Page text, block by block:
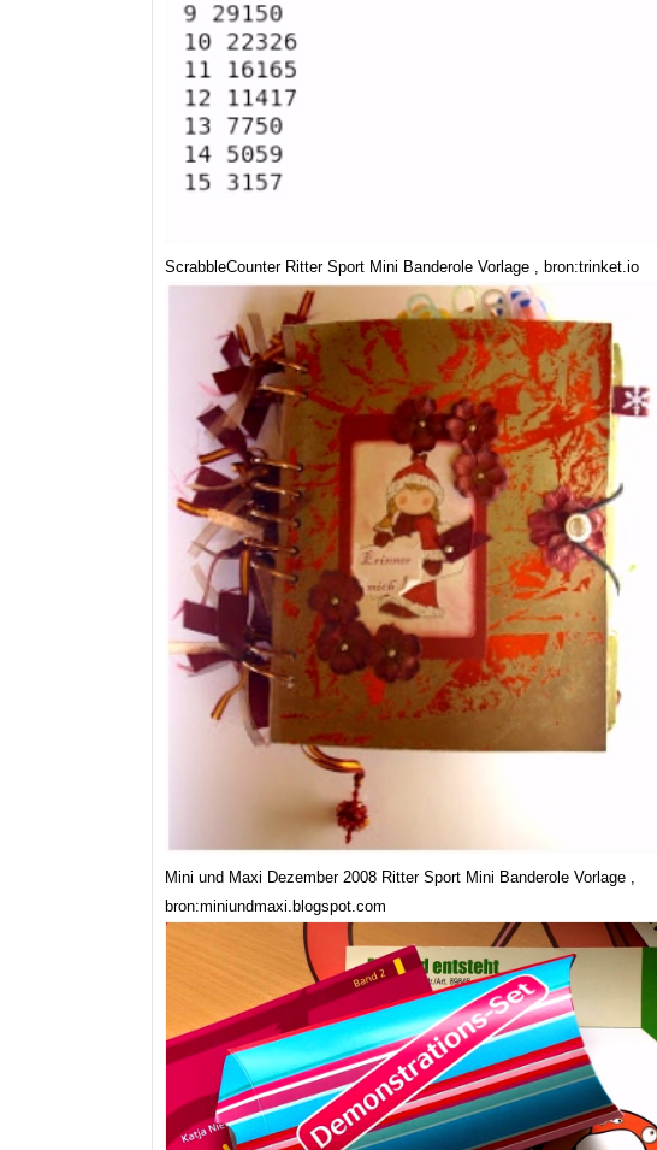
ScrabbleCounter Ritter Sport Mini Banderole Vorlage , bron:trinket.io
Mini und Maxi Dezember 2008 Ritter Sport Mini Banderole Vorlage ,
bron:miniundmaxi.blogspot.com